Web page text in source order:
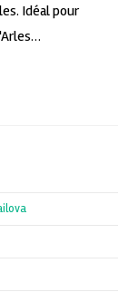
Idéal pour